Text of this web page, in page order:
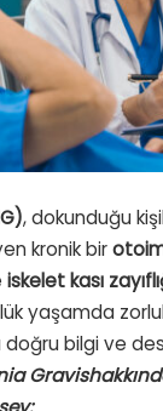
, dokunduğu
kronik bir
iskelet kası
yaşamda
doğru bilgi ve